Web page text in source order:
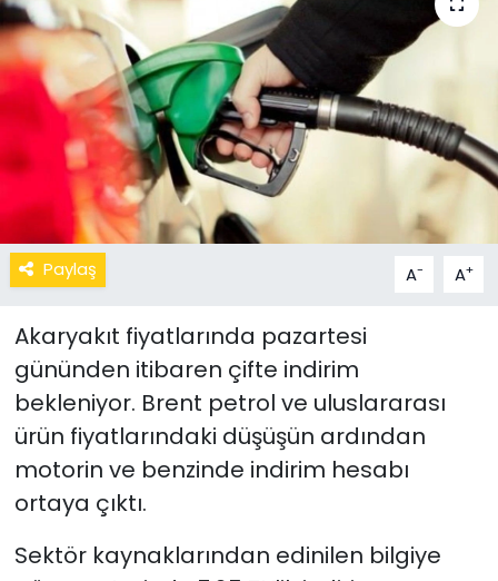
Paylaş A- A+
Akaryakıt fiyatlarında pazartesi
gününden itibaren çifte indirim
bekleniyor. Brent petrol ve uluslararası
ürün fiyatlarındaki düşüşün ardından
motorin ve benzinde indirim hesabı
ortaya çıktı.
Sektör kaynaklarından edinilen bilgiye